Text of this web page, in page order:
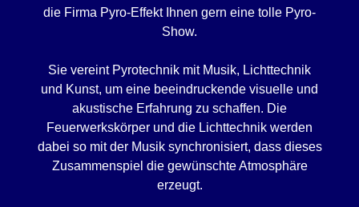
die Firma Pyro-Effekt Ihnen gern eine tolle Pyro-
Show.
Sie vereint Pyrotechnik mit Musik, Lichttechnik
und Kunst, um eine beeindruckende visuelle und
akustische Erfahrung zu schaffen. Die
Feuerwerkskörper und die Lichttechnik werden
dabei so mit der Musik synchronisiert, dass dieses
Zusammenspiel die gewünschte Atmosphäre
erzeugt.